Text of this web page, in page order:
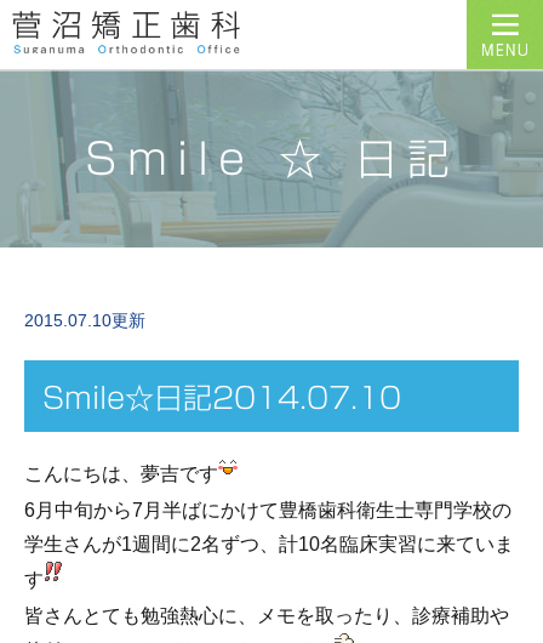
Smile ☆ 日記
2015.07.10更新
Smile☆日記2014.07.10
こんにちは、夢吉です
6月中旬から7月半ばにかけて豊橋歯科衛生士専門学校の
学生さんが1週間に2名ずつ、計10名臨床実習に来ていま
す
皆さんとても勉強熱心に、メモを取ったり、診療補助や